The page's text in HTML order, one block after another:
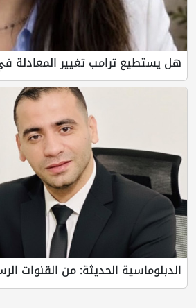
هل يستطيع ترامب تغيير المعادلة
الدبلوماسية الحديثة: من القنوات